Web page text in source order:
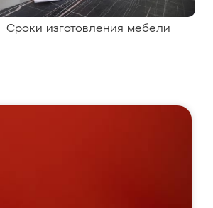
Сроки изготовления мебели